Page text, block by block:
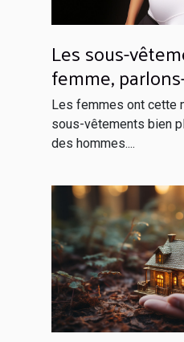
Les sous-
femme,
Les femmes ont cette
sous-vêtements bien
des hommes....